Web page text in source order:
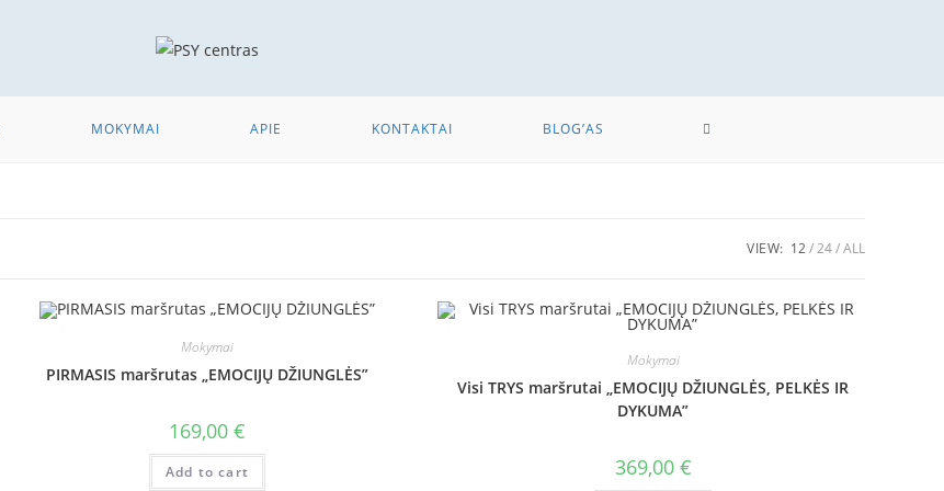
MOKYMAI APIE KONTAKTAI BLOG’AS
VIEW: 12 24 ALL
Mokymai
PIRMASIS maršrutas „EMOCIJŲ DŽIUNGLĖS”
169,00 €
Add to cart
Mokymai
Visi TRYS maršrutai „EMOCIJŲ DŽIUNGLĖS, PELKĖS IR
DYKUMA”
369,00 €